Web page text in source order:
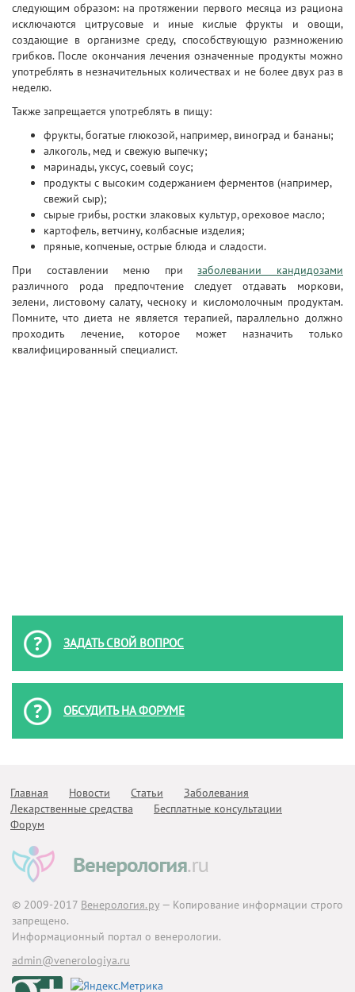
следующим образом: на протяжении первого месяца из рациона
исключаются цитрусовые и иные кислые фрукты и овощи,
создающие в организме среду, способствующую размножению
грибков. После окончания лечения означенные продукты можно
употреблять в незначительных количествах и не более двух раз в
неделю.
Также запрещается употреблять в пищу:
фрукты, богатые глюкозой, например, виноград и бананы;
алкоголь, мед и свежую выпечку;
маринады, уксус, соевый соус;
продукты с высоким содержанием ферментов (например,
свежий сыр);
сырые грибы, ростки злаковых культур, ореховое масло;
картофель, ветчину, колбасные изделия;
пряные, копченые, острые блюда и сладости.
При составлении меню призаболевании кандидозами
различного рода предпочтение следует отдавать моркови,
зелени, листовому салату, чесноку и кисломолочным продуктам.
Помните, что диета не является терапией, параллельно должно
проходить лечение, которое может назначить только
квалифицированный специалист.
ЗАДАТЬ СВОЙ ВОПРОС
ОБСУДИТЬ НА ФОРУМЕ
Главная Новости Статьи
Заболевания
Лекарственные средства
Бесплатные консультации
Форум
© 2009-2017 Венерология.ру — Копирование информации строго
запрещено.
Информационный портал о венерологии.
admin@venerologiya.ru